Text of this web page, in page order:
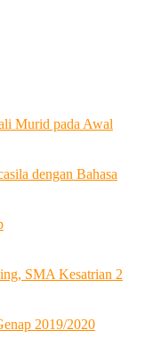
Murid pada Awal
dengan Bahasa
SMA Kesatrian 2
2019/2020